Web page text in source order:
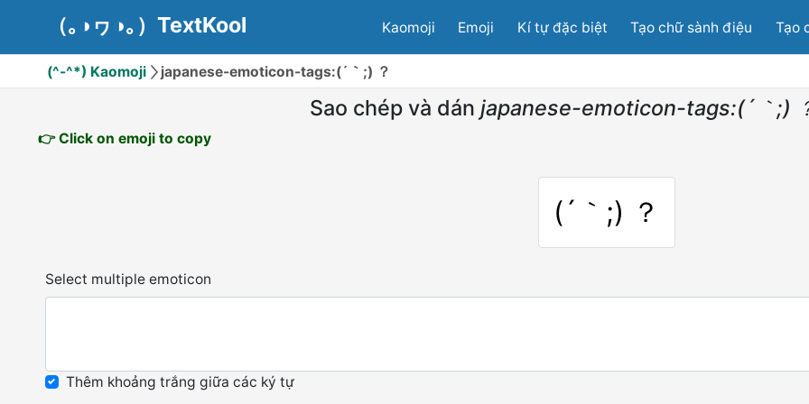
（｡◑ヮ◑｡）TextKool Kaomoji Emoji Kí tự đặc biệt Tạo chữ sành điệu Tạo
(^-^*) Kaomoji japanese-emoticon-tags:(´｀;) ？
Sao chép và dán japanese-emoticon-tags:(´｀;)
👉 Click on emoji to copy
(´｀;) ？
Select multiple emoticon
Thêm khoảng trắng giữa các ký tự